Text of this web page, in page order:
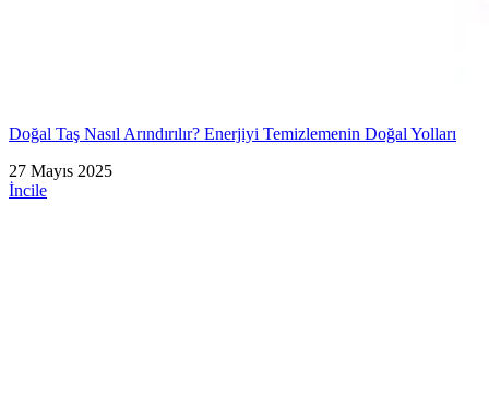
Doğal Taş Nasıl Arındırılır? Enerjiyi Temizlemenin Doğal Yolları
27 Mayıs 2025
İncile